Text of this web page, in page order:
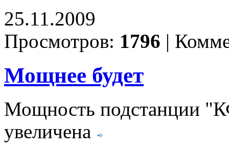
25.11.2009
Просмотров: 1796 |
Мощнее будет
Мощность подстанции
увеличена